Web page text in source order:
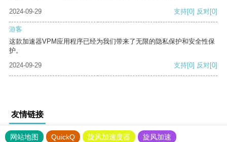
2024-09-29 支持[0] 反对[0]
游客
这款加速器VPM应用程序已经为我们带来了无限的隐私保护和安全性保
护。
2024-09-29
支持[0] 反对[0]
友情链接
网站地图 QuickQ 旋风加速度器
旋风加速